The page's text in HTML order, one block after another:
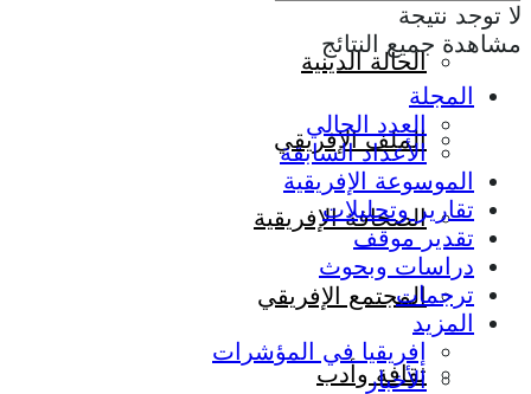
الحالة الدينية
الملف الإفريقي
الصحافة الإفريقية
المجتمع الإفريقي
ثقافة وأدب
لا توجد نتيجة
مشاهدة جميع النتائج
المجلة
العدد الحالي
الأعداد السابقة
الموسوعة الإفريقية
تقارير وتحليلات
تقدير موقف
دراسات وبحوث
ترجمات
المزيد
إفريقيا في المؤشرات
الأخبار